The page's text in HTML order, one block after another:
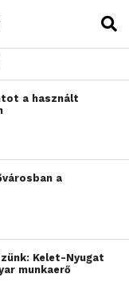
a használt
a
Kelet-Nyugat
munkaerő